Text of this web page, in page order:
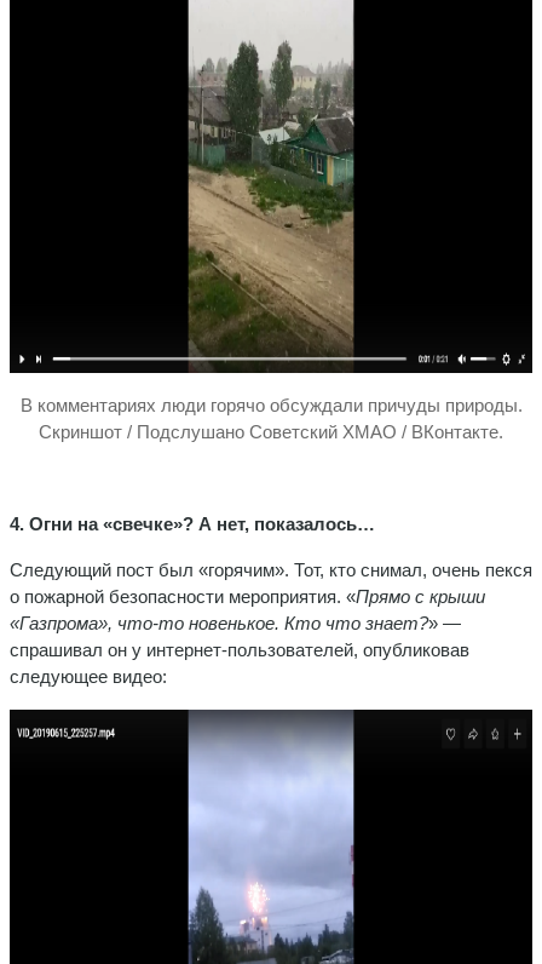
В комментариях люди горячо обсуждали причуды природы.
Скриншот / Подслушано Советский ХМАО / ВКонтакте.
4. Огни на «свечке»? А нет, показалось…
Следующий пост был «горячим». Тот, кто снимал, очень пекся
о пожарной безопасности мероприятия. «Прямо с крыши
«Газпрома», что-то новенькое. Кто что знает?» —
спрашивал он у интернет-пользователей, опубликовав
следующее видео: